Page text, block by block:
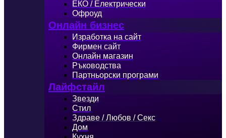
ЕКО / Електрически
Офроуд
Онлайн бизнес
Изработка на сайт
Фирмен сайт
Онлайн магазин
Ръководства
Партньорски програми
Лайфстайл
Звезди
Стил
Здраве / Любов / Секс
Дом